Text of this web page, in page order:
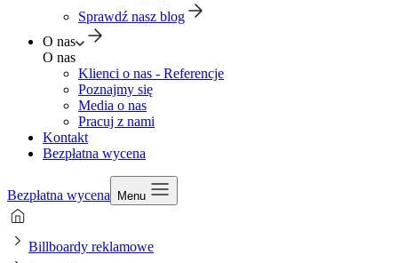
Sprawdź nasz blog
O nas
O nas
Klienci o nas - Referencje
Poznajmy się
Media o nas
Pracuj z nami
Kontakt
Bezpłatna wycena
Bezpłatna wycena Menu
Billboardy reklamowe